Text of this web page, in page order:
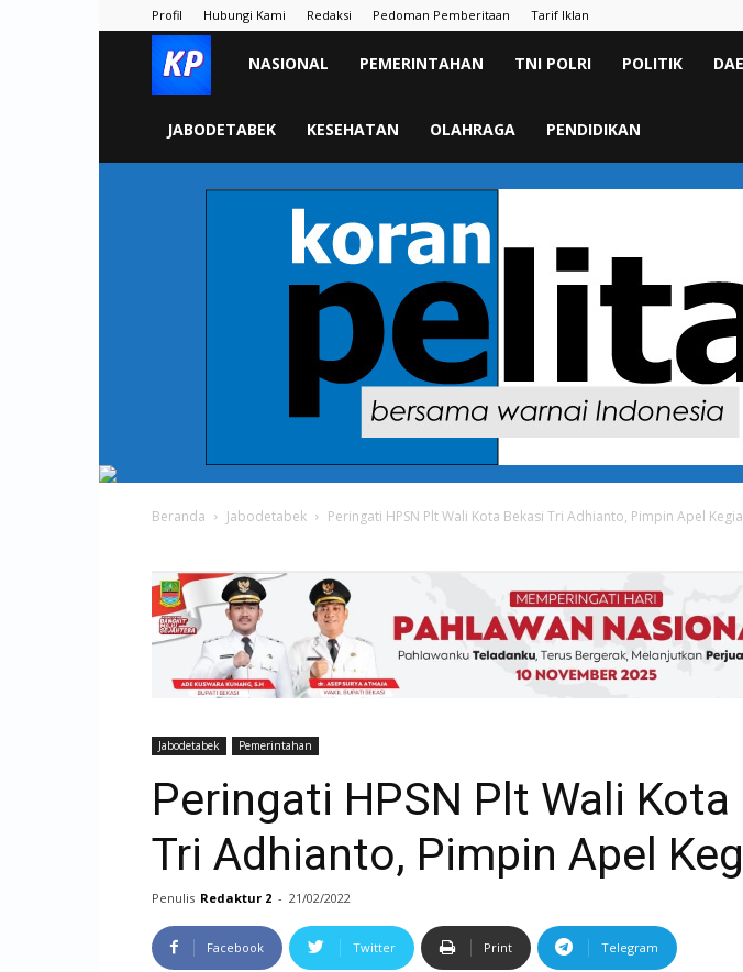
Profil Hubungi Kami Redaksi Pedoman Pemberitaan Tarif Iklan
KORAN
PELITA
NASIONAL PEMERINTAHAN TNI POLRI POLITIK
JABODETABEK KESEHATAN OLAHRAGA PENDIDIKAN
Beranda Jabodetabek Peringati HPSN Plt Wali Kota Bekasi Tri Adhianto, Pimpin Apel
Jabodetabek Pemerintahan
Peringati HPSN Plt Wali Kota
Tri Adhianto, Pimpin Apel
Penulis Redaktur 2 - 21/02/2022
Facebook Twitter Print Telegram